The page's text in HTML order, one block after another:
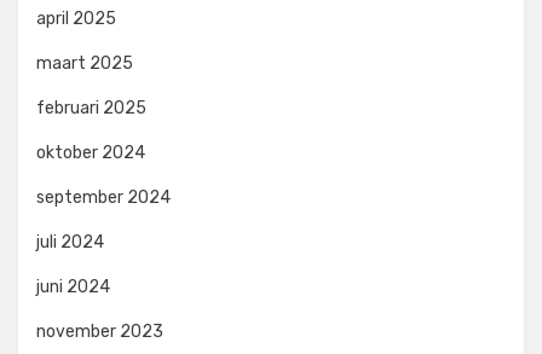
april 2025
maart 2025
februari 2025
oktober 2024
september 2024
juli 2024
juni 2024
november 2023